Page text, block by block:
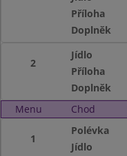
Příloha
Doplněk
2
Jídlo
Příloha
Doplněk
Menu
Chod
1
Polévka
Jídlo